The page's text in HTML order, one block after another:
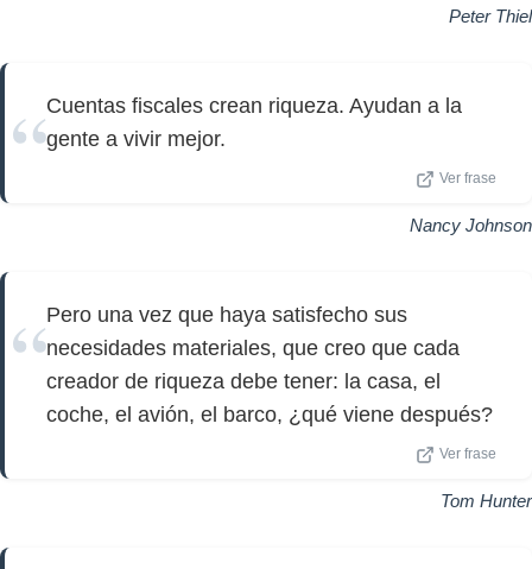
Peter Thiel
Cuentas fiscales crean riqueza. Ayudan a la
gente a vivir mejor.
Ver frase
Nancy Johnson
Pero una vez que haya satisfecho sus
necesidades materiales, que creo que cada
creador de riqueza debe tener: la casa, el
coche, el avión, el barco, ¿qué viene después?
Ver frase
Tom Hunter